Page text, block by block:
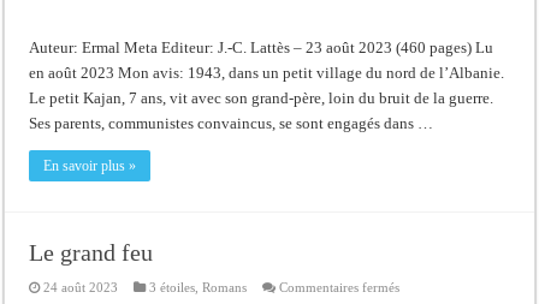
Auteur: Ermal Meta Editeur: J.-C. Lattès – 23 août 2023 (460 pages) Lu
en août 2023 Mon avis: 1943, dans un petit village du nord de l’Albanie.
Le petit Kajan, 7 ans, vit avec son grand-père, loin du bruit de la guerre.
Ses parents, communistes convaincus, se sont engagés dans …
En savoir plus »
Le grand feu
24 août 2023 3 étoiles ,Romans Commentaires ferméssur